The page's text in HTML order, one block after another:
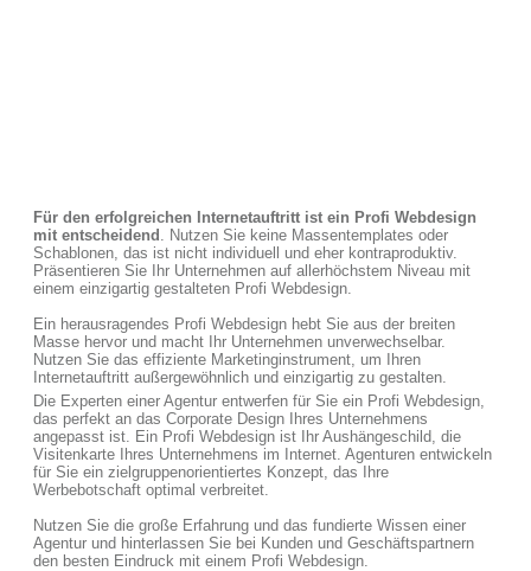
Für den erfolgreichen Internetauftritt ist ein Profi Webdesign
mit entscheidend . Nutzen Sie keine Massentemplates oder
Schablonen, das ist nicht individuell und eher kontraproduktiv.
Präsentieren Sie Ihr Unternehmen auf allerhöchstem Niveau mit
einem einzigartig gestalteten Profi Webdesign.
Ein herausragendes Profi Webdesign hebt Sie aus der breiten
Masse hervor und macht Ihr Unternehmen unverwechselbar.
Nutzen Sie das effiziente Marketinginstrument, um Ihren
Internetauftritt außergewöhnlich und einzigartig zu gestalten.
Die Experten einer Agentur entwerfen für Sie ein Profi Webdesign,
das perfekt an das Corporate Design Ihres Unternehmens
angepasst ist. Ein Profi Webdesign ist Ihr Aushängeschild, die
Visitenkarte Ihres Unternehmens im Internet. Agenturen entwickeln
für Sie ein zielgruppenorientiertes Konzept, das Ihre
Werbebotschaft optimal verbreitet.
Nutzen Sie die große Erfahrung und das fundierte Wissen einer
Agentur und hinterlassen Sie bei Kunden und Geschäftspartnern
den besten Eindruck mit einem Profi Webdesign.